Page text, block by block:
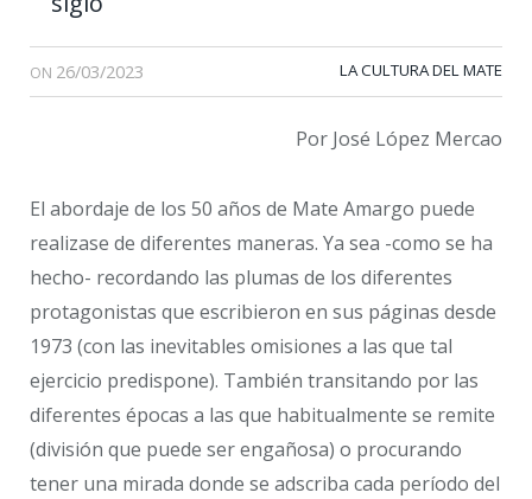
ON 26/03/2023 LA CULTURA DEL MATE
Por José López Mercao
El abordaje de los 50 años de Mate Amargo puede
realizase de diferentes maneras. Ya sea -como se ha
hecho- recordando las plumas de los diferentes
protagonistas que escribieron en sus páginas desde
1973 (con las inevitables omisiones a las que tal
ejercicio predispone). También transitando por las
diferentes épocas a las que habitualmente se remite
(división que puede ser engañosa) o procurando
tener una mirada donde se adscriba cada período del